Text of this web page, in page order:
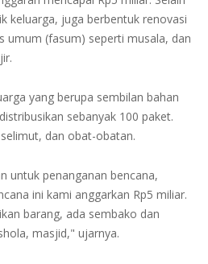
keluarga, juga berbentuk renovasi
umum (fasum) seperti musala, dan
yang berupa sembilan bahan
sebanyak 100 paket.
dan obat-obatan.
untuk penanganan bencana,
ini kami anggarkan Rp5 miliar.
barang, ada sembako dan
masjid," ujarnya.